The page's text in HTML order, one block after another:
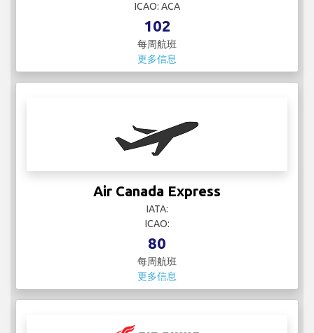
ICAO: ACA
102
每周航班
更多信息
Air Canada Express
IATA:
ICAO:
80
每周航班
更多信息